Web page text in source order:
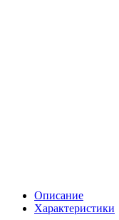
Описание
Характеристики